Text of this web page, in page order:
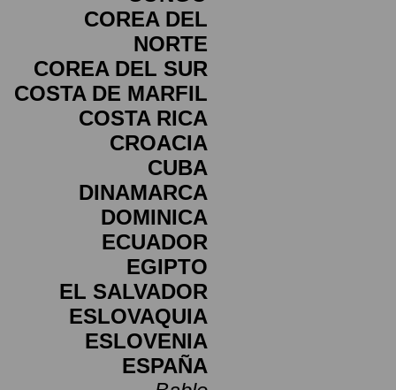
COREA DEL
NORTE
COREA DEL SUR
COSTA DE MARFIL
COSTA RICA
CROACIA
CUBA
DINAMARCA
DOMINICA
ECUADOR
EGIPTO
EL SALVADOR
ESLOVAQUIA
ESLOVENIA
ESPAÑA